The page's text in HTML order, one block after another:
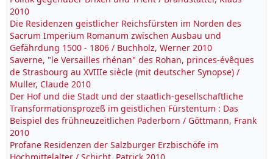
2010
Die Residenzen geistlicher Reichsfürsten im Norden des
Sacrum Imperium Romanum zwischen Ausbau und
Gefährdung 1500 - 1806 / Buchholz, Werner 2010
Saverne, "le Versailles rhénan" des Rohan, princes-évêques
de Strasbourg au XVIIIe siècle (mit deutscher Synopse) /
Muller, Claude 2010
Der Hof und die Stadt und der staatlich-gesellschaftliche
Transformationsprozeß im geistlichen Fürstentum : Das
Beispiel des frühneuzeitlichen Paderborn / Göttmann, Frank
2010
Profane Residenzen der Salzburger Erzbischöfe im